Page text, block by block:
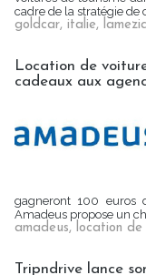
cadre de la stratégie de
goldcar, italie,
Location de
cadeaux aux
gagneront 100 euros
Amadeus propose un
amadeus, location de
Tripndrive lance